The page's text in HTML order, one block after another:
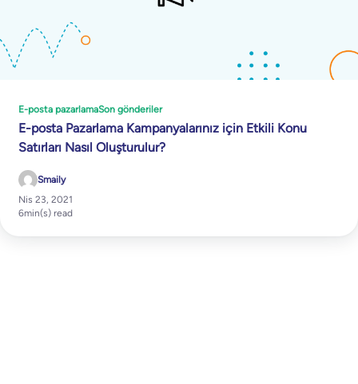
E-posta pazarlamaSon gönderiler
E-posta Pazarlama Kampanyalarınız için Etkili Konu
Satırları Nasıl Oluşturulur?
Smaily
Nis 23, 2021
6min(s) read